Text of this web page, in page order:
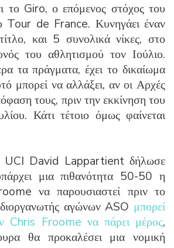
το Giro, ο επόμενος στόχος του
Tour de France. Κυνηγάει έναν
τίτλο, και 5 συνολικά νίκες, στο
του αθλητισμού τον Ιούλιο.
τα πράγματα, έχει το δικαίωμα
μπορεί να αλλάξει, αν οι Αρχές
τους, πριν την εκκίνηση του
Κάτι τέτοιο όμως φαίνεται
UCI David Lappartient δήλωσε
μια πιθανότητα 50-50 η
να παρουσιαστεί πριν το
αγώνων ASO μπορεί
Chris Froome να πάρει μέρος,
θα προκαλέσει μια νομική